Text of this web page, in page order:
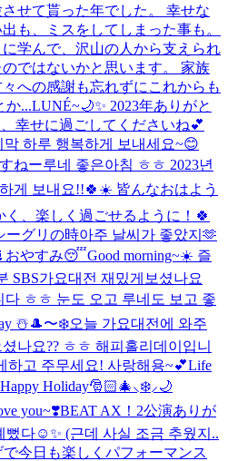
せて貰った年でした。 幸せな
も、ミスをしてしまった事も。
学んで、沢山の人から支えられ
ではないかと思います。 家族
への感謝も忘れずにこれからも
か...LUNÉ~🌙✨️ 2023年ありがと
幸せに過ごしてくださいね💕︎
하루 행복하게 보내세요~😊
ねー루네 좋은아침 ㅎㅎ 2023년
게 보내요!!🍀☀️ 皆んなおはよう
、楽しく過ごせるように！🍀
ーグリの時아주 날씨가 좋았지🫶
おやすみ😴Good morning~☀️ 즐
SBS가요대전 재밌게보셨나요
ㅎㅎ 눈도 오고 루네도 보고 좋
☃️🎩〜❄️오늘 가요대전에 와주
나요?? ㅎㅎ 해피홀리데이입니
하고 주무세요! 사랑해용~💕Life
Holiday🎅🏻🎄⸜❄️⸝🌙
you~❣️BEAT AX！2公演ありが
뻤다☺️✨ (근데 사실 조금 추웠지..
今日も楽しくパフォーマンス